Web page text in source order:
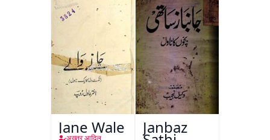
Jane Wale
अख़्तर आदिल
Janbaz